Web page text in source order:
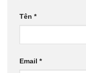
Tên *
Email *